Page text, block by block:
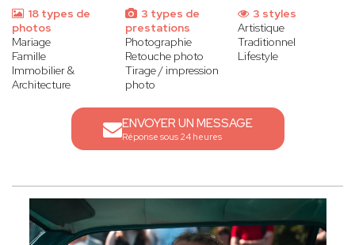
18 types de
photos
Mariage
Famille
Immobilier &
Architecture
3 types de
prestations
Photographie
Retouche photo
Tirage / impression
photo
3 styles
Artistique
Traditionnel
Lifestyle
ENVOYER UN MESSAGE
Réponse sous 24 heures